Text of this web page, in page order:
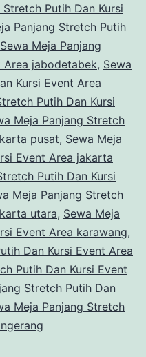
Putih Dan Kursi
Panjang Stretch Putih
Sewa Meja Panjang
Area jabodetabek, Sewa
Kursi Event Area
Putih Dan Kursi
Meja Panjang Stretch
pusat, Sewa Meja
Event Area jakarta
Putih Dan Kursi
Meja Panjang Stretch
utara, Sewa Meja
Event Area karawang,
Dan Kursi Event Area
Putih Dan Kursi Event
Stretch Putih Dan
Meja Panjang Stretch